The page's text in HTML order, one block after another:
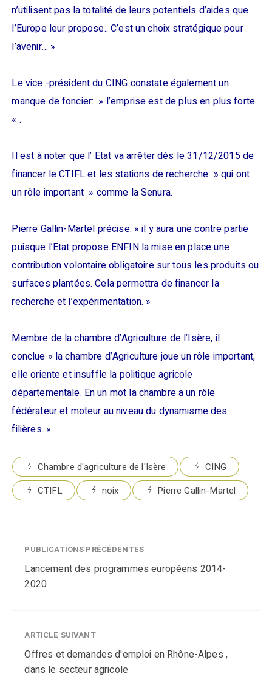
n’utilisent pas la totalité de leurs potentiels d’aides que
l’Europe leur propose.. C’est un choix stratégique pour
l’avenir… »
Le vice -président du CING constate également un
manque de foncier: » l’emprise est de plus en plus forte
« .
Il est à noter que l’ Etat va arrêter dès le 31/12/2015 de
financer le CTIFL et les stations de recherche » qui ont
un rôle important » comme la Senura.
Pierre Gallin-Martel précise: » il y aura une contre partie
puisque l’Etat propose ENFIN la mise en place une
contribution volontaire obligatoire sur tous les produits ou
surfaces plantées. Cela permettra de financer la
recherche et l’expérimentation. »
Membre de la chambre d’Agriculture de l’Isère, il
conclue » la chambre d’Agriculture joue un rôle important,
elle oriente et insuffle la politique agricole
départementale. En un mot la chambre a un rôle
fédérateur et moteur au niveau du dynamisme des
filières. »
Chambre d'agriculture de l'Isère
CING
CTIFL
noix Pierre Gallin-Martel
PUBLICATIONS PRÉCÉDENTES
Lancement des programmes européens 2014-
2020
ARTICLE SUIVANT
Offres et demandes d'emploi en Rhône-Alpes ,
dans le secteur agricole